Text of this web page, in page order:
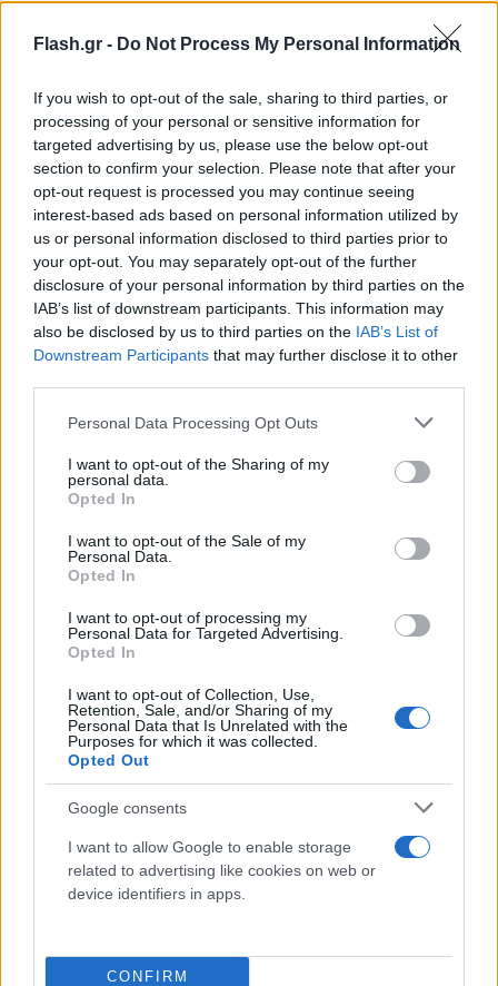
Flash.gr - Do Not Process My Personal Information
If you wish to opt-out of the sale, sharing to third parties, or
processing of your personal or sensitive information for
targeted advertising by us, please use the below opt-out
section to confirm your selection. Please note that after your
opt-out request is processed you may continue seeing
interest-based ads based on personal information utilized by
us or personal information disclosed to third parties prior to
your opt-out. You may separately opt-out of the further
disclosure of your personal information by third parties on the
IAB’s list of downstream participants. This information may
also be disclosed by us to third parties on the IAB’s List of
Downstream Participants that may further disclose it to other
Please note that this website/app uses one or more Google
not limited to your visit or usage behaviour. You may click to
grant or deny consent to Google and its third-party tags to
use your data for below specified purposes in below Google
consent section.
Personal Data Processing Opt Outs
I want to opt-out of the Sharing of my
personal data.
Opted In
I want to opt-out of the Sale of my
Personal Data.
Opted In
I want to opt-out of processing my
Personal Data for Targeted Advertising.
Opted In
I want to opt-out of Collection, Use,
Retention, Sale, and/or Sharing of my
Personal Data that Is Unrelated with the
Purposes for which it was collected.
Opted Out
Google consents
I want to allow Google to enable storage
related to advertising like cookies on web or
device identifiers in apps.
CONFIRM
Κυνήγι ψάρεμα: Παρατείνεται η απαγόρευση -
22.01.2021 19:41
εισήγηση των ειδικών - Προς παράταση το
lockdown [vids]
21.01.2021 22:14
Σπερχειάδα lockdown: Παρατείνεται μέχρι 18
Ιανουαρίου
Ευσταθίου